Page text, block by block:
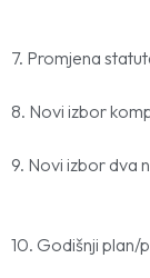
7. Promjena
8. Novi izbor
9. Novi izbor dva
10. Godišnji plan/